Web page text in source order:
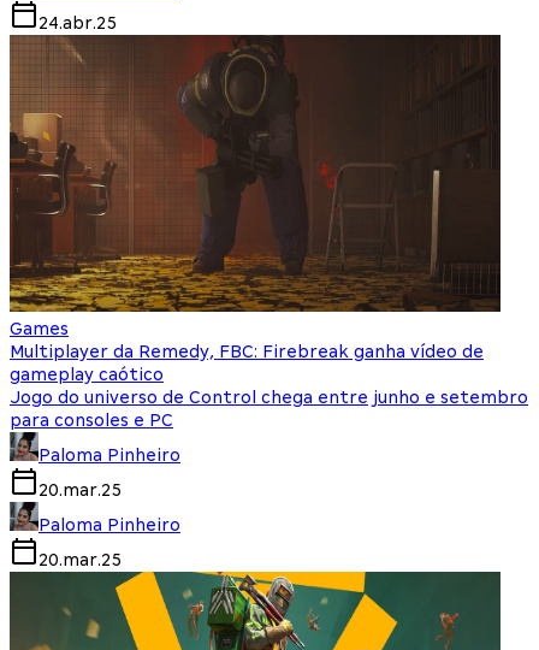
24.abr.25
Games
Multiplayer da Remedy, FBC: Firebreak ganha vídeo de
gameplay caótico
Jogo do universo de Control chega entre junho e setembro
para consoles e PC
Paloma Pinheiro
20.mar.25
Paloma Pinheiro
20.mar.25